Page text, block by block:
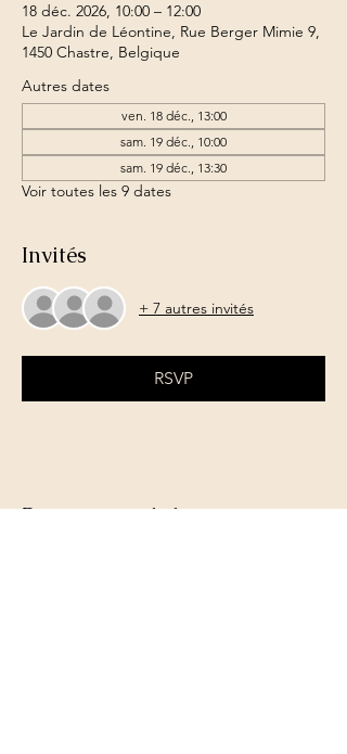
18 déc. 2026, 10:00 – 12:00
Le Jardin de Léontine, Rue Berger Mimie 9,
1450 Chastre, Belgique
Autres dates
ven. 18 déc., 13:00
sam. 19 déc., 10:00
sam. 19 déc., 13:30
Voir toutes les 9 dates
Invités
+ 7 autres invités
RSVP
Partager cet événement